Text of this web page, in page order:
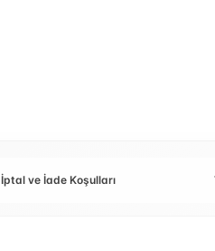
İptal ve İade Koşulları